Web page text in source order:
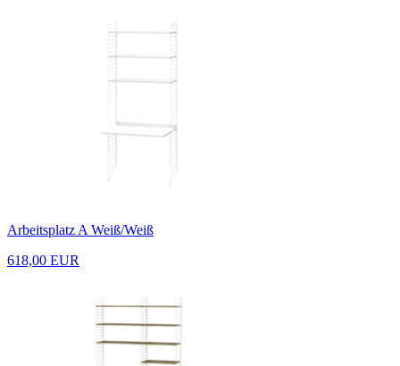
Arbeitsplatz A Weiß/Weiß
618,00 EUR